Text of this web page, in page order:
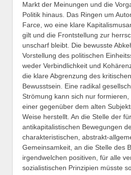
Markt der Meinungen und die
Politik hinaus. Das Ringen um
Farce, wo eine klare
gilt und die Frontstellung zur
unscharf bleibt. Die bewusste
Vorstellung des politischen
weder Verbindlichkeit und
die klare Abgrenzung des
Bewusstsein. Eine radikal
Strömung kann sich nur
einer gegenüber dem alten
Weise herstellt. An die Stelle der
antikapitalistischen Bewegungen
charakteristischen, abstrakt-
Gemeinsamkeit, an die Stelle des
irgendwelchen positiven, für alle
sozialistischen Prinzipien müsste